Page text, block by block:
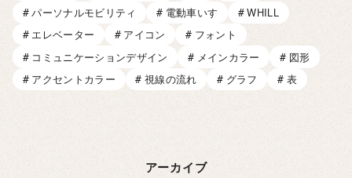
パーソナルモビリティ
電動車いす
WHILL
エレベーター
アイコン
フォント
コミュニケーションデザイン
メインカラー
図形
アクセントカラー
視線の流れ グラフ 表
アーカイブ